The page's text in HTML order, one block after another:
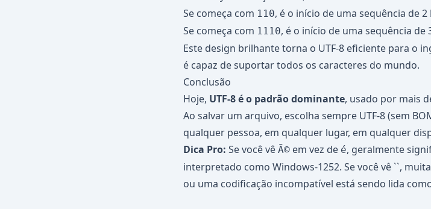
Se começa com 110, é o início de uma sequência de 2
Se começa com 1110, é o início de uma sequência de
Este design brilhante torna o UTF-8 eficiente para o
é capaz de suportar todos os caracteres do mundo.
Conclusão
Hoje, UTF-8 é o padrão dominante, usado por mais
Ao salvar um arquivo, escolha sempre UTF-8 (sem
qualquer pessoa, em qualquer lugar, em qualquer
Dica Pro: Se você vê Ã© em vez de é, geralmente
interpretado como Windows-1252. Se você vê ``,
ou uma codificação incompatível está sendo lida